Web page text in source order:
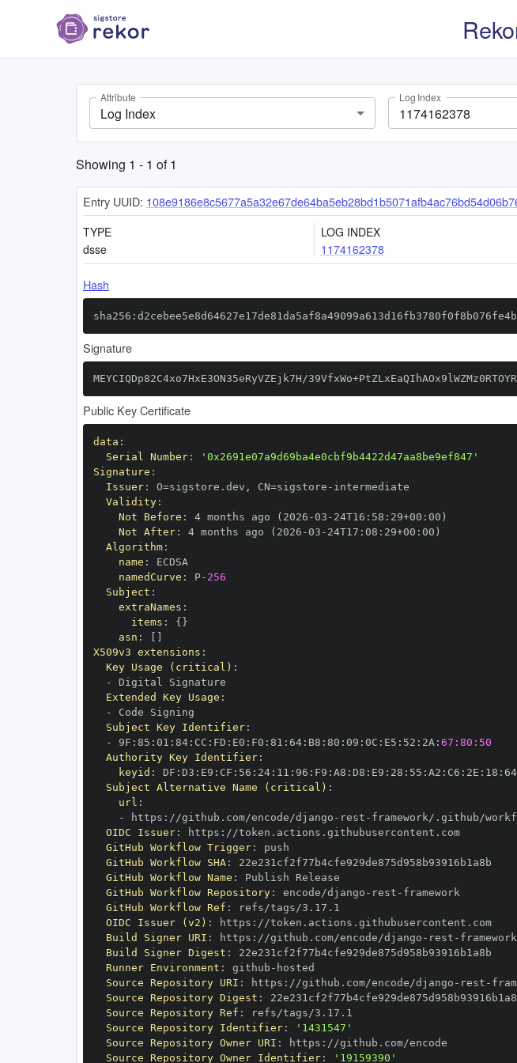
Attribute
Log Index
Log Index
Showing 1 - 1 of1
Entry UUID:
TYPE
dsse
LOG INDEX
1174162378
Hash
Signature
MEYCIQDp82C4xo7HxE3ON35eRyVZEjk7H/
Public Key Certificate
data :
Serial Number:
'0x2691e07a9d69ba4e0cbf9b4422d47aa8be9ef847'
Signature :
Issuer: O=sigstore.dev , CN=sigstore -
Validity:
Not Before : 4 months ago (2026 -03 - 24T16 : 58 : 29+00 :
Not After: 4 months ago (2026 -03 - 24T17 : 08 : 29+00 :
Algorithm:
name :
namedCurve : P- 256
Subject :
extraNames :
items : { }
asn :
X509v3 extensions :
Key Usage (critical) :
-
Extended Key Usage :
-
Subject Key Identifier:
-
9F : 85 : 01 : 84: CC : FD : E0 : F0 : 81 : 64: B8 : 80 : 09 : 0C : E5 : 52 : 2A : 67:80:50
Authority Key Identifier:
keyid : DF : D3 : E9 : CF : 56 : 24: 11 : 96 : F9 : A8 : D8 : E9 : 28 : 55 : A2 : C6 : 2E : 18 : 64
Subject Alternative Name (critical) :
url :
-
https : //github.com/encode/django - rest -
OIDC Issuer: https :
//token.actions.githubusercontent.com
GitHub Workflow Trigger:
GitHub Workflow SHA:
GitHub Workflow Name :
GitHub Workflow Repository: encode/django - rest -
GitHub Workflow Ref :
OIDC Issuer (v2) : https :
//token.actions.githubusercontent.com
Build Signer URI : https : //github.com/encode/django - rest -
Build Signer Digest :
Runner Environment : github -
Source Repository URI : https : //github.com/encode/django - rest -
Source Repository Digest :
Source Repository Ref :
Source Repository Identifier:
'1431547'
Source Repository Owner URI : https :
Source Repository Owner Identifier: '19159390'